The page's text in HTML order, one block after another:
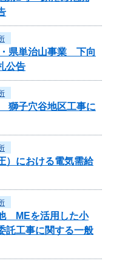
・県単治山事業 下向
公告
獅子穴谷地区工事に
）における電気需給
MEを活用した小
工事に関する一般